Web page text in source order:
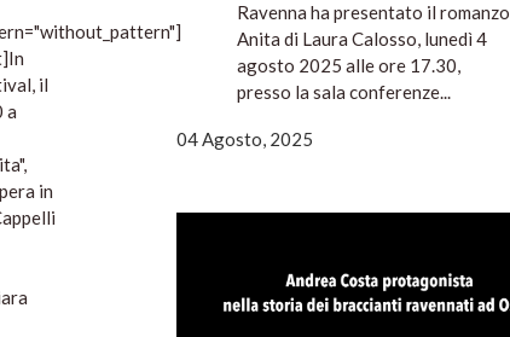
Ravenna ha presentato il romanzo
Anita di Laura Calosso, lunedì 4
agosto 2025 alle ore 17.30,
presso la sala conferenze...
04 Agosto, 2025
il
a
in